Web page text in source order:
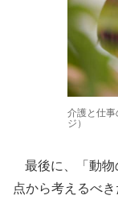
介護と仕
ジ）
最後に、「動物
点から考えるべ